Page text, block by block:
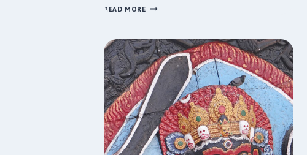
READ MOREसरस्वती
चालीसा
SARASWATI
CHALISA
(ENGLISH)